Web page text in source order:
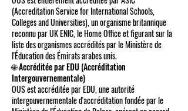
(Accreditation Service for International Schools,
Colleges and Universities), un organisme britannique
reconnu par UK ENIC, le Home Office et figurant sur la
liste des organismes accrédités par le Ministère de
l'Éducation des Émirats arabes unis.
🌐 Accréditée par EDU (Accréditation
Intergouvernementale)
OUS est accréditée par EDU, une autorité
intergouvernementale d'accréditation fondée par le